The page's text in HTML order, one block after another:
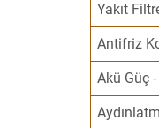
Yakıt
Antifriz
Akü Güç